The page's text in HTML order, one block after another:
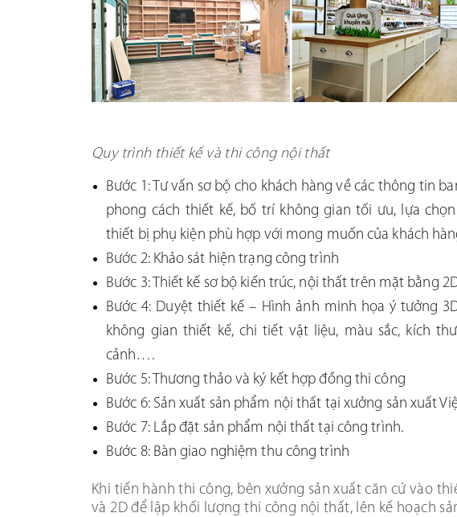
Quy trình thiết kế và thi công nội thất
Bước 1: Tư vấn sơ bộ cho khách hàng về các thông tin
phong cách thiết kế, bố trí không gian tối ưu, lựa
thiết bị phụ kiện phù hợp với mong muốn của khách
Bước 2: Khảo sát hiện trạng công trình
Bước 3: Thiết kế sơ bộ kiến trúc, nội thất trên mặt bằng
Bước 4: Duyệt thiết kế – Hình ảnh minh họa ý tưởng
không gian thiết kế, chi tiết vật liệu, màu sắc, kích
cảnh….
Bước 5: Thương thảo và ký kết hợp đồng thi công
Bước 6: Sản xuất sản phẩm nội thất tại xưởng sản xuất
Bước 7: Lắp đặt sản phẩm nội thất tại công trình.
Bước 8: Bàn giao nghiệm thu công trình
Khi tiến hành thi công, bên xưởng sản xuất căn cứ vào
và 2D để lập khối lượng thi công nội thất, lên kế hoạch